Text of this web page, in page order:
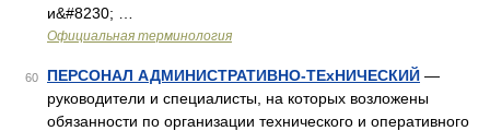
и&#8230; …
Официальная терминология
60 ПЕРСОНАЛ АДМИНИСТРАТИВНО-ТЕхНИЧЕСКИЙ —
руководители и специалисты, на которых возложены
обязанности по организации технического и оперативного